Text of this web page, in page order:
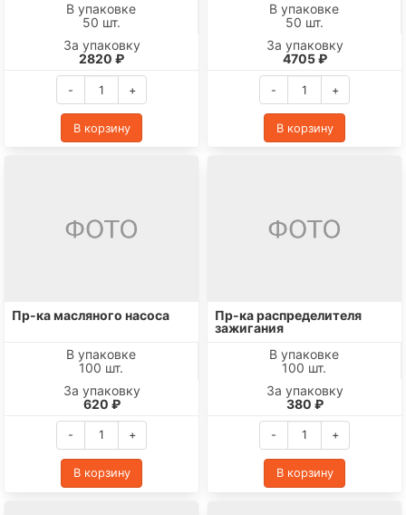
В упаковке
50 шт.
За упаковку
2820 ₽
- +
В корзину
В упаковке
50 шт.
За упаковку
4705 ₽
- +
В корзину
Пр-ка масляного насоса
В упаковке
100 шт.
За упаковку
620 ₽
- +
В корзину
Пр-ка распределителя
зажигания
В упаковке
100 шт.
За упаковку
380 ₽
- +
В корзину